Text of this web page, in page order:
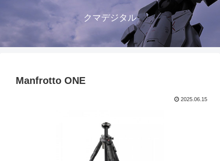
クマデジタル
Manfrotto ONE
2025.06.15